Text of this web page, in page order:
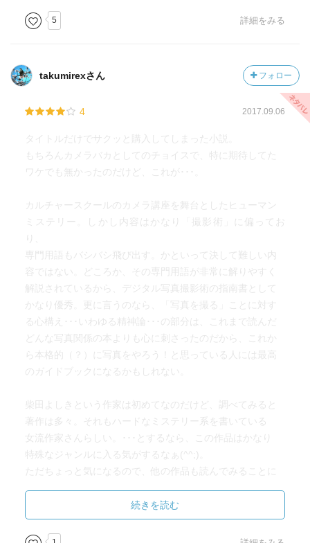
5 詳細をみる
takumirexさん フォロー
4 2017.09.06
タイトルだけでサクッと購入してしまった小説。
もちろんカメラバカとしてのチョイスで、特に期待してた
ワケでも無かったのだけど、これが･･･。
カルチャースクールのカメラ講座を舞台としたヒューマン
ミステリー。しかし内容はかなり「撮影術」に偏ってお
り、
専門用語もバシバシ飛び出す。かといって決して難しい内
容ではない。どころか、その専門用語が非常に解りやすく
解説されているから、デジタル写真撮影術の指南書として
かなり優秀。更に言うのなら、「写真を撮る」ことに対す
る心構え･･･いわゆる精神論･･･の部分は、これまで読んだ
どんな写真関係の本よりも心に刺さったのだから、これか
ら本格的（？）に写真をやろう！と思っている人には最高
のガイドブックになるかもしれない。
柴田よしきという作家は初めてなのだけど、調べてみると
著作は多々。それもハードなミステリー系を書いている
女流作家さんらしい。･･･とするなら、この作品はかなり
特殊なジャンルに入る気がするなぁ(^^;)。
ただちょっと気になるので、他の作品も読んでみることに
ードの出てこない人が2〜3人いるので、是非！
続きを読む